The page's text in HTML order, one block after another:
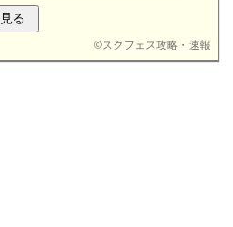
©スクフェス攻略・速報